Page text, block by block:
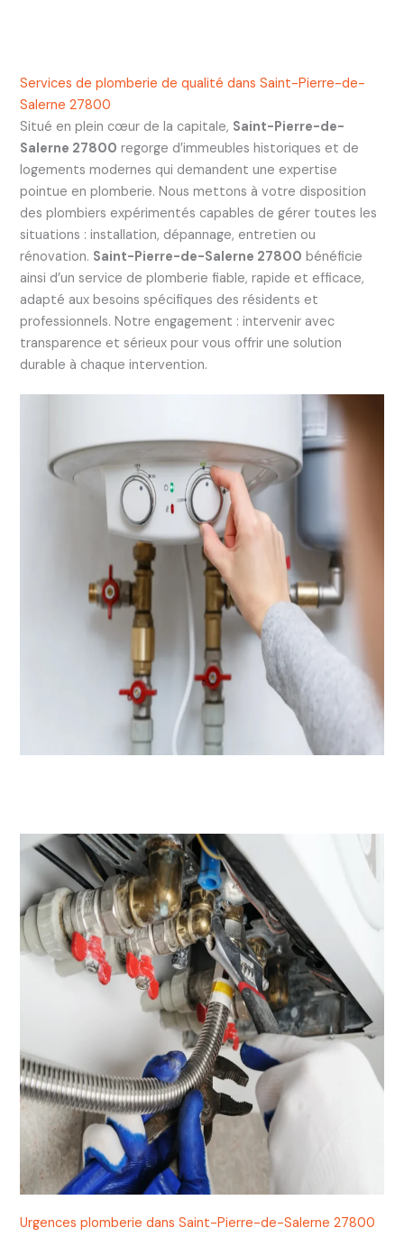
Services de plomberie de qualité dans Saint-Pierre-de-
Salerne 27800
Situé en plein cœur de la capitale, Saint-Pierre-de-
Salerne 27800 regorge d’immeubles historiques et de
logements modernes qui demandent une expertise
pointue en plomberie. Nous mettons à votre disposition
des plombiers expérimentés capables de gérer toutes les
situations : installation, dépannage, entretien ou
rénovation. Saint-Pierre-de-Salerne 27800 bénéficie
ainsi d’un service de plomberie fiable, rapide et efficace,
adapté aux besoins spécifiques des résidents et
professionnels. Notre engagement : intervenir avec
transparence et sérieux pour vous offrir une solution
durable à chaque intervention.
Urgences plomberie dans Saint-Pierre-de-Salerne 27800